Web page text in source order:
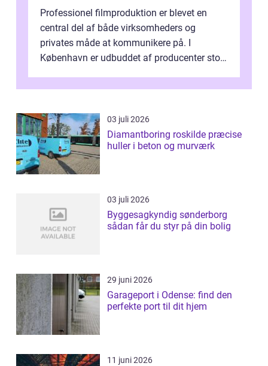
Professionel filmproduktion er blevet en
central del af både virksomheders og
privates måde at kommunikere på. I
København er udbuddet af producenter stort,
inti...
03 juli 2026
Diamantboring roskilde præcise
huller i beton og murværk
03 juli 2026
Byggesagkyndig sønderborg
sådan får du styr på din bolig
29 juni 2026
Garageport i Odense: find den
perfekte port til dit hjem
11 juni 2026